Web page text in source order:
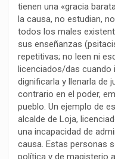
o
k
p
p
a
m
tienen una «gracia
la causa, no estudian,
todos los males
sus enseñanzas
repetitivas; no leen ni
licenciados/das cuando
dignificarla y llenarla de
contrario en el poder,
pueblo. Un ejemplo de
alcalde de Loja,
una incapacidad de
causa. Estas personas
política y de magisterio